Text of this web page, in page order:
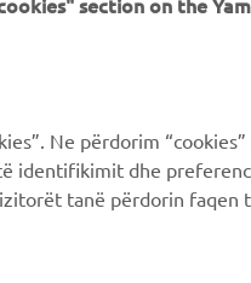
Prenota la manutenzione
ufficiali
Ne përdorim
identifikimit dhe
tanë përdorin